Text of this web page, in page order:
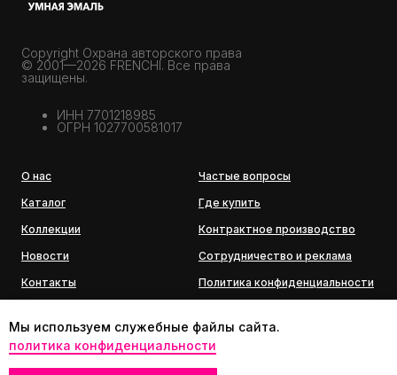
Мы используем служебные файлы сайта.
политика конфиденциальности
Copyright Охрана авторского права
© 2001—2026 FRENCHI. Все права
защищены.
ИНН 7701218985
ОГРН 1027700581017
О нас
Каталог
Коллекции
Новости
Контакты
Частые вопросы
Где купить
Контрактное производство
Сотрудничество и реклама
Политика конфиденциальности